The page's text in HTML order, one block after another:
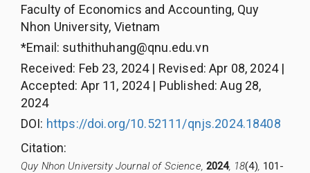
Faculty of Economics and Accounting, Quy
Nhon University, Vietnam
*Email: suthithuhang@qnu.edu.vn
Received: Feb 23, 2024| Revised: Apr 08, 2024|
Accepted: Apr 11, 2024| Published: Aug 28,
2024
DOI: https://doi.org/10.52111/qnjs.2024.18408
Citation:
Quy Nhon University Journal of Science, 2024, 18(4), 101-